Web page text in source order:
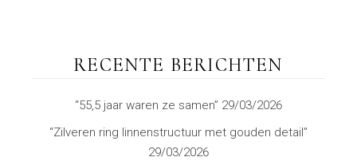
RECENTE BERICHTEN
“55,5 jaar waren ze samen” 29/03/2026
“Zilveren ring linnenstructuur met gouden detail”
29/03/2026